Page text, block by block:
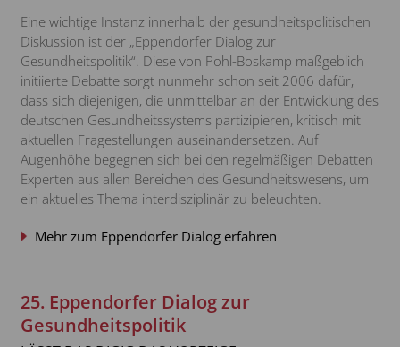
Medizinischer Cannabis zwischen hoher
Nachfrage und regulatorischen Hürden
10 Jahre Rabattausschreibungen: Wie steht es um
die Versorgung der Patienten?
E-Health-Gesetz: Was können wir vom neuen
Medikationsplan erwarten?
Evidenzgenerierung in der Medizin – nur über
klinische Studien?
Verhältnismäßigkeit als Kennziffer für Korruption
Experte Dr. Google?
Eine wichtige Instanz innerhalb der gesundheitspolitischen
Diskussion ist der „Eppendorfer Dialog zur
Gesundheitspolitik“. Diese von Pohl-Boskamp maßgeblich
initiierte Debatte sorgt nunmehr schon seit 2006 dafür,
dass sich diejenigen, die unmittelbar an der Entwicklung des
deutschen Gesundheitssystems partizipieren, kritisch mit
aktuellen Fragestellungen auseinandersetzen. Auf
Augenhöhe begegnen sich bei den regelmäßigen Debatten
Experten aus allen Bereichen des Gesundheitswesens, um
ein aktuelles Thema interdisziplinär zu beleuchten.
Mehr zum Eppendorfer Dialog erfahren
25. Eppendorfer Dialog zur
Gesundheitspolitik